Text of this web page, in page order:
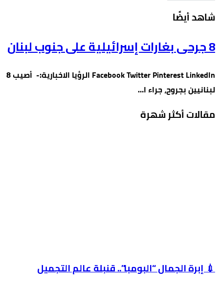
‫شاهد أيضًا‬
8 جرحى بغارات إسرائيلية على جنوب لبنان
Facebook Twitter Pinterest LinkedIn الرؤيا الاخبارية:- أصيب 8
لبنانيين بجروح، جراء ا…
مقالات أكثر شهرة
💉 إبرة الجمال “البومبا”.. قنبلة عالم التجميل